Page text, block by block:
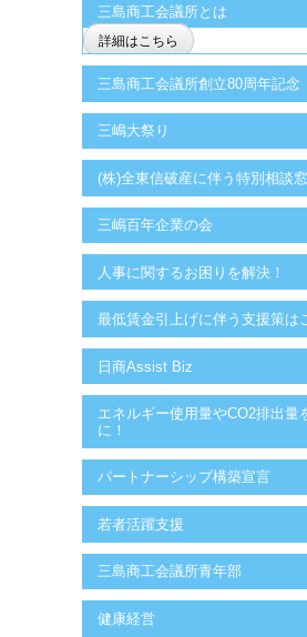
三島商工会議所とは
詳細はこちら
三島商工会議所創立80周年記念
三嶋大祭り
(株)全東信破産に伴う特別相談
三嶋百年企業の会
人事に関するお困りを解決！
最低賃金引上げに伴う支援策は
日商Assist Biz
エネルギー使用量やCO2排出量
に！
パートナーシップ構築宣言
若者活躍支援
三島商工会議所青年部
健康経営